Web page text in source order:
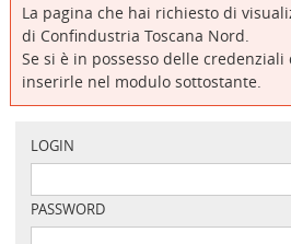
La pagina che hai richiesto di
di Confindustria Toscana Nord.
Se si è in possesso delle credenziali
inserirle nel modulo sottostante.
LOGIN
PASSWORD